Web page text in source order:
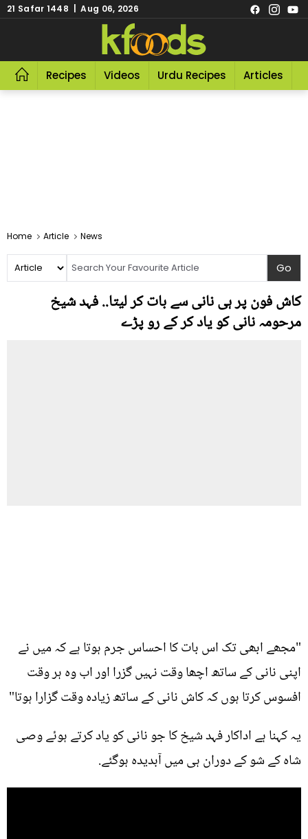
21 Safar 1448 | Aug 06, 2026
Recipes Videos Urdu Recipes Articles
Home Article News
کاش فون پر ہی نانی سے بات کر لیتا.. فہد شیخ
مرحومہ نانی کو یاد کر کے رو پڑے
"مجھے ابھی تک اس بات کا احساس جرم ہوتا ہے کہ میں نے
اپنی نانی کے ساتھ اچھا وقت نہیں گزرا اور اب وہ ہر وقت
افسوس کرتا ہوں کہ کاش نانی کے ساتھ زیادہ وقت گزارا ہوتا"
یہ کہنا ہے اداکار فہد شیخ کا جو نانی کو یاد کرتے ہوئے وصی
شاہ کے شو کے دوران ہی میں آبدیدہ ہوگئے.